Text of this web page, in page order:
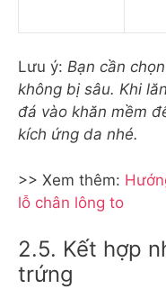
Lưu ý: Bạn cần
không bị sâu. Khi
đá vào khăn mềm
kích ứng da nhé.
>> Xem thêm:
lỗ chân lông to
2.5. Kết hợp
trứng